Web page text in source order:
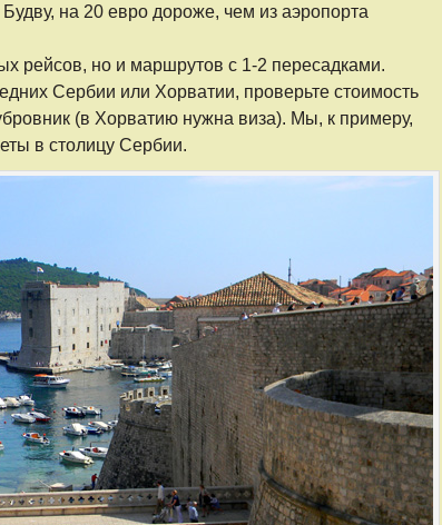
на 20 евро дороже, чем из аэропорта
рейсов, но и маршрутов с 1-2 пересадками.
Сербии или Хорватии, проверьте стоимость
(в Хорватию нужна виза). Мы, к примеру,
в столицу Сербии.